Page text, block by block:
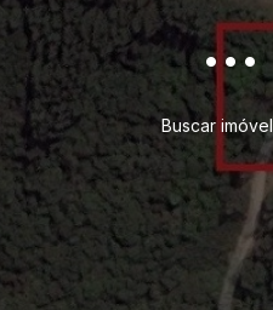
...
Buscar imóvel